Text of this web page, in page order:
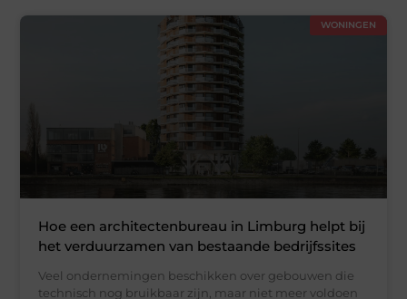
WONINGEN
Hoe een architectenbureau in Limburg helpt bij
het verduurzamen van bestaande bedrijfssites
Veel ondernemingen beschikken over gebouwen die
technisch nog bruikbaar zijn, maar niet meer voldoen